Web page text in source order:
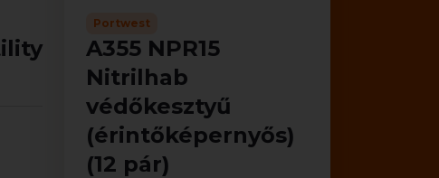
Portwest
A355 NPR15
Nitrilhab
védőkesztyű
(érintőképernyős)
(12 pár)